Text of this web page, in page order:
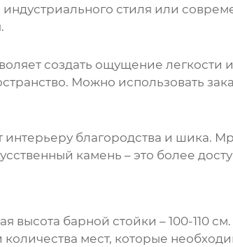
стиля или
создать ощущение легкости
Можно использовать
благородства и шика.
камень – это более
высота барной стойки – 100-110
мест, которые